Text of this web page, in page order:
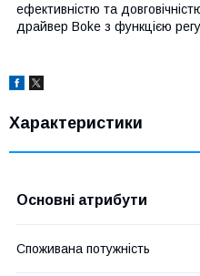
ефективністю та
драйвер Boke з функцією
Характеристики
Основні атрибути
Споживана потужність